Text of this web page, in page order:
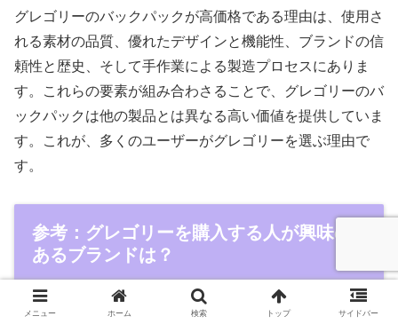
グレゴリーのバックパックが高価格である理由は、使用さ
れる素材の品質、優れたデザインと機能性、ブランドの信
頼性と歴史、そして手作業による製造プロセスにありま
す。これらの要素が組み合わさることで、グレゴリーのバ
ックパックは他の製品とは異なる高い価値を提供していま
す。これが、多くのユーザーがグレゴリーを選ぶ理由で
す。
参考：グレゴリーを購入する人が興味の
あるブランドは？
メニュー ホーム 検索 トップ サイドバー